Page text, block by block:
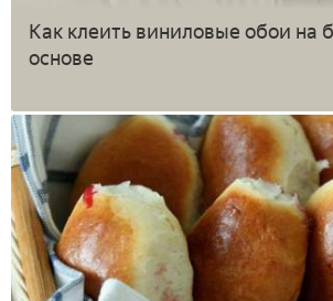
Как клеить виниловые обои на
основе